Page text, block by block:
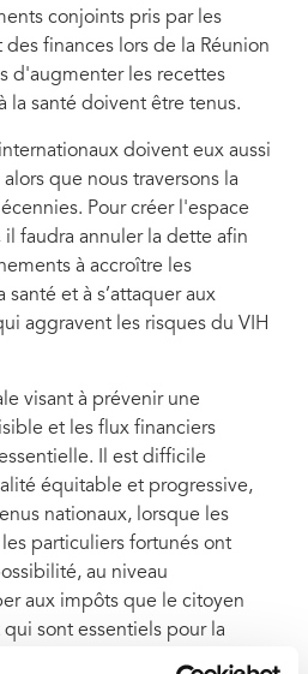
conjoints pris par les
finances lors de la Réunion
d'augmenter les recettes
la santé doivent être tenus.
doivent eux aussi
que nous traversons la
Pour créer l'espace
faudra annuler la dette afin
à accroître les
et à s’attaquer aux
aggravent les risques du VIH
visant à prévenir une
et les flux financiers
Il est difficile
équitable et progressive,
nationaux, lorsque les
particuliers fortunés ont
au niveau
aux impôts que le citoyen
sont essentiels pour la